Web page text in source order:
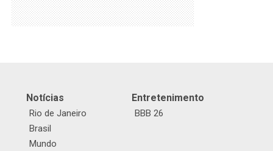
Notícias
Rio de Janeiro
Brasil
Mundo
Entretenimento
BBB 26